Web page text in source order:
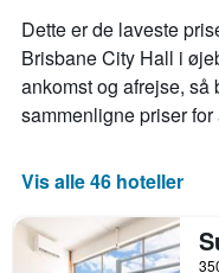
Dette er de laveste
Brisbane City Hall i
ankomst og afrejse, så
sammenligne priser for
Vis alle 46 hoteller